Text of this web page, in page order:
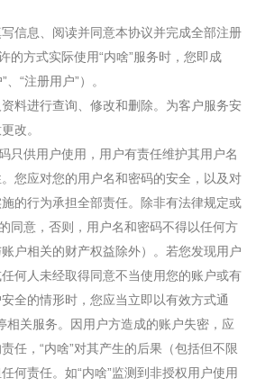
信息、阅读并同意本协议并完成全部注册
的方式实际使用“内啥”服务时，您即成
“注册用户”）。
料进行查询、修改和删除。为客户服务安
改。
只供用户使用，用户有责任维护其用户名
您应对您的用户名和密码的安全，以及对
的行为承担全部责任。除非有法律规定或
同意，否则，用户名和密码不得以任何方
户相关的财产权益除外）。若您发现用户
何人未经取得同意不当使用您的账户或有
全的情形时，您应当立即以有效方式通
相关服务。因用户方造成的账户失密，应
任，“内啥”对其产生的后果（包括但不限
何责任。如“内啥”监测到非授权用户使用